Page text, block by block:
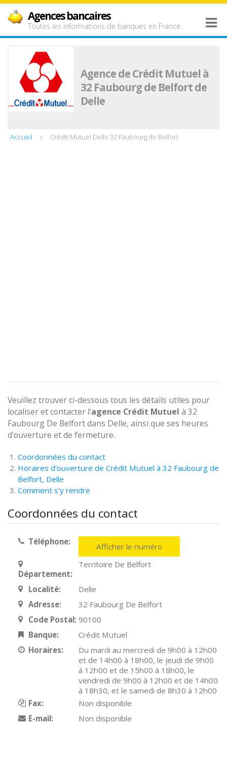
Agences bancaires
Toutes les informations de banques en France
Agence de Crédit Mutuel à
32 Faubourg de Belfort de
Delle
Accueil Crédit Mutuel Delle 32 Faubourg de Belfort
Veuillez trouver ci-dessous tous les détails utiles pour
localiser et contacter l'agence Crédit Mutuel à 32
Faubourg De Belfort dans Delle, ainsi que ses heures
d'ouverture et de fermeture.
Coordonnées du contact
Horaires d'ouverture de Crédit Mutuel à 32 Faubourg de
Belfort, Delle
Comment s'y rendre
Coordonnées du contact
Téléphone: Afficher le numéro
Département:
Territoire De Belfort
Localité:
Delle
Adresse:
32 Faubourg De Belfort
Code Postal: 90100
Banque:
Crédit Mutuel
Horaires:
Du mardi au mercredi de 9h00 à 12h00
et de 14h00 à 18h00, le jeudi de 9h00
à 12h00 et de 15h00 à 18h00, le
vendredi de 9h00 à 12h00 et de 14h00
à 18h30, et le samedi de 8h30 à 12h00
Fax:
Non disponible
E-mail:
Non disponible